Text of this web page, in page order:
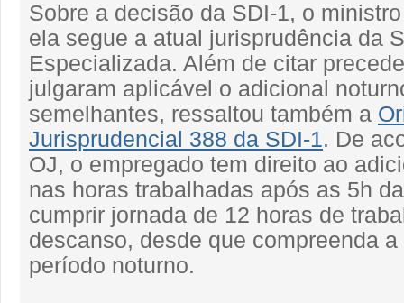
Sobre a decisão da SDI-1, o
ela segue a atual jurisprudência da
Especializada. Além de citar
julgaram aplicável o adicional
semelhantes, ressaltou também a
Jurisprudencial 388 da SDI-1. De
OJ, o empregado tem direito ao
nas horas trabalhadas após as 5h
cumprir jornada de 12 horas de
descanso, desde que compreenda
período noturno.